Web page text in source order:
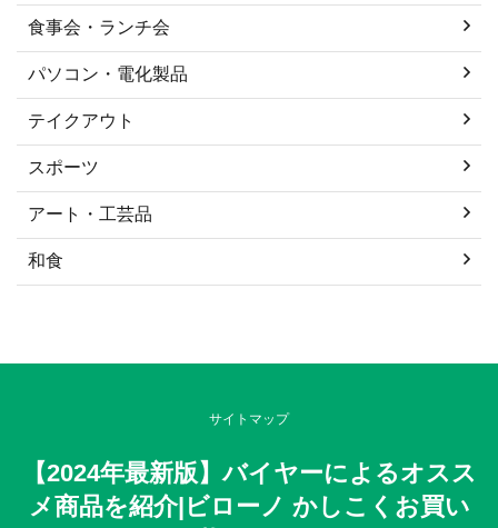
食事会・ランチ会
パソコン・電化製品
テイクアウト
スポーツ
アート・工芸品
和食
サイトマップ
【2024年最新版】バイヤーによるオスス
メ商品を紹介|ビローノ かしこくお買い